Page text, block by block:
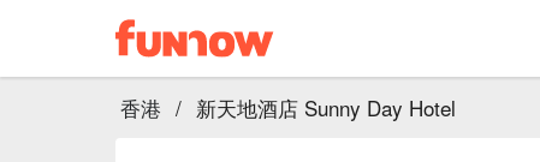
香港 / 新天地酒店 Sunny Day Hotel